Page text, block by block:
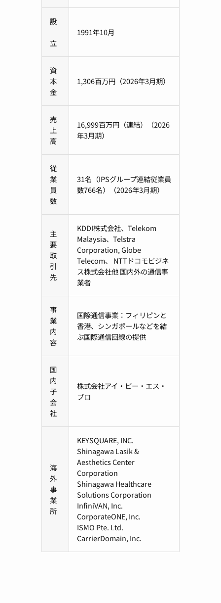
設
立
1991年10月
資
本
金
1,306百万円（2026年3月期）
売
上
高
16,999百万円（連結）（2026
年3月期）
従
業
員
数
31名（IPSグループ連結従業員
数766名）（2026年3月期）
主
要
取
引
先
KDDI株式会社、Telekom
Malaysia、Telstra
Corporation, Globe
Telecom、 NTTドコモビジネ
ス株式会社他 国内外の通信事
業者
事
業
内
容
国際通信事業：フィリピンと
香港、シンガポールなどを結
ぶ国際通信回線の提供
国
内
子
会
社
株式会社アイ・ピー・エス・
プロ
海
外
事
業
所
KEYSQUARE, INC.
Shinagawa Lasik &
Aesthetics Center
Corporation
Shinagawa Healthcare
Solutions Corporation
InfiniVAN, Inc.
CorporateONE, Inc.
ISMO Pte. Ltd.
CarrierDomain, Inc.